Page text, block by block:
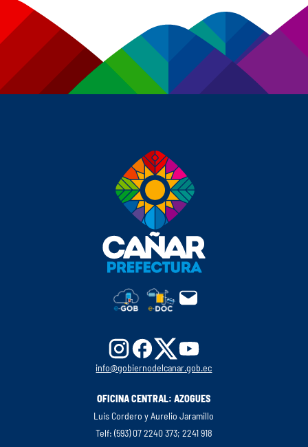
info@gobiernodelcanar.gob.ec
OFICINA CENTRAL: AZOGUES
Luis Cordero y Aurelio Jaramillo
Telf: (593) 07 2240 373; 2241 918